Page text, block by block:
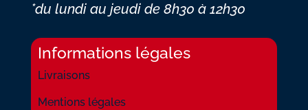
*du lundi au jeudi de 8h30 à 12h30
Informations légales
Livraisons
Mentions légales